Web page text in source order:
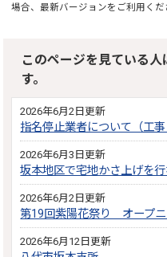
場合、最新バージョンをご利用くだ
このページを見ている
す。
2026年6月2日更新
指名停止業者について（工事
2026年6月3日更新
坂本地区で宅地かさ上げを
2026年6月2日更新
第19回紫陽花祭り オープ
2026年6月12日更新